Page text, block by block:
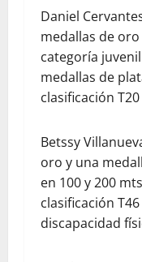
Daniel
medallas de oro
categoría
medallas de
clasificación T20
Betssy
oro y una
en 100 y 200
clasificación T46
discapacidad